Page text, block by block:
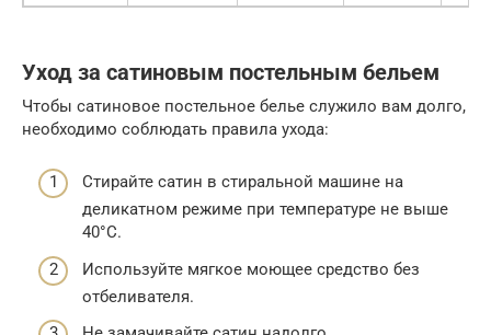
Уход за сатиновым постельным бельем
Чтобы сатиновое постельное белье служило вам долго,
необходимо соблюдать правила ухода:
Стирайте сатин в стиральной машине на
деликатном режиме при температуре не выше
40°C.
Используйте мягкое моющее средство без
отбеливателя.